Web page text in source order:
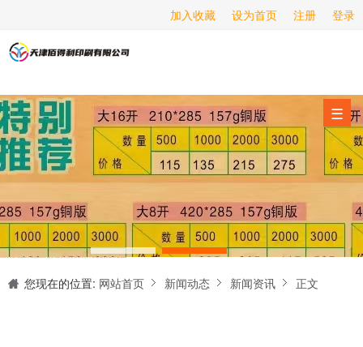
登录
注册
设为首页
加入收藏
☰
海报印刷
服务项目
经营范围
设备展示
新闻动态
关于我们
联系我们
您现在的位置: 网站首页 新闻动态 新闻资讯 正文